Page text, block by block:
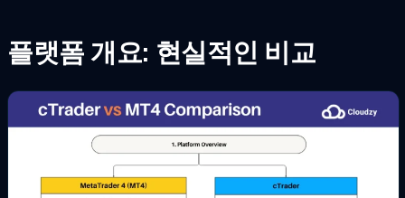
플랫폼 개요: 현실적인 비교